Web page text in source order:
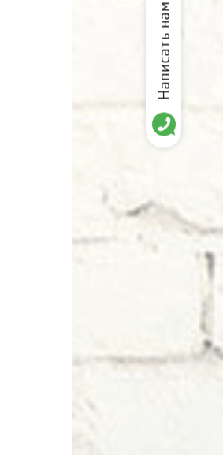
Написать нам